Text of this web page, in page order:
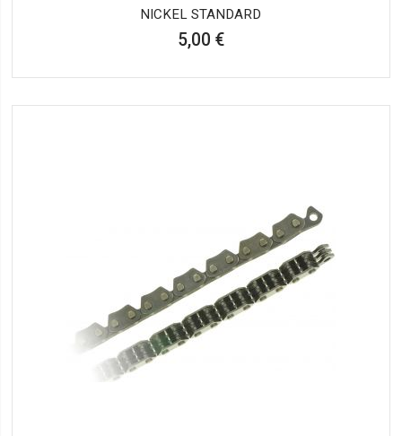
NICKEL STANDARD
5,00 €